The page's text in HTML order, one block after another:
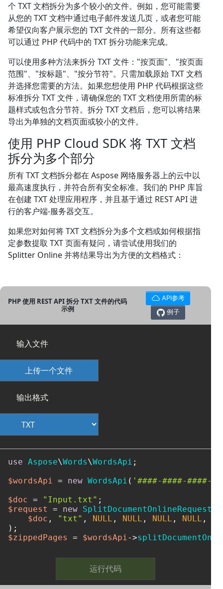
个 TXT 文档拆分为多个较小的文件。例如，您可能需要
从您的 TXT 文档中通过电子邮件发送几页，或者您可能
希望仅向客户展示您的 TXT 文件的一部分。所有这些都
可以通过 PHP 代码中的 TXT 拆分功能来完成。
可以使用多种方法来拆分 TXT 文件："按页面"、"按页面
范围"、"按标题"、"按分节符"。只需加载原始 TXT 文档
并选择您需要的方法。如果您想使用 PHP 代码根据这些
标准拆分 TXT 文件，请确保您的 TXT 文档使用所需的标
题样式或包含分节符。拆分 TXT 文档后，您可以将结果
导出为单独的文档页面或较小的文件。
使用 PHP Cloud SDK 将 TXT 文档
拆分为多个部分
所有 TXT 文档拆分都在 Aspose 网络服务器上的云中以
最高速度执行，并符合所有安全标准。我们的 PHP 库旨
在创建 TXT 处理应用程序，并且基于通过 REST API 进
行的客户端-服务器交互。
如果您对如何将 TXT 文档拆分为多个文档或如何根据指
定参数提取 TXT 页面有疑问，请尝试使用我们的
Splitter Online 并将结果导出为方便的文档格式：
PHP 使用 REST API 拆分 TXT 文件的代码
示例
API参考
例子
输入文件
上传一个文件
输出格式
use Aspose\Words\WordsApi ;
$wordsApi = new WordsApi ( '####-####-####-
$doc = "Input.txt"
$request
= new SplitDocumentOnlineRequest
$doc , "txt" , NULL , NULL , NULL , NULL ,
$zippedPages
= $wordsApi->
运行代码